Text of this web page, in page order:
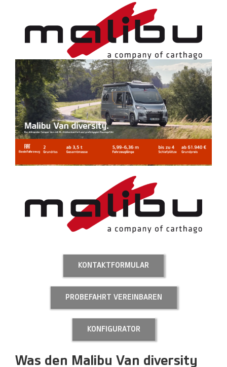
KONTAKTFORMULAR
PROBEFAHRT VEREINBAREN
KONFIGURATOR
Was den Malibu Van diversity